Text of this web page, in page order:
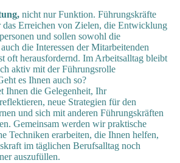
nicht nur Funktion. Führungskräfte
Erreichen von Zielen, die Entwicklung
und sollen sowohl die
die Interessen der Mitarbeitenden
oft herausfordernd. Im Arbeitsalltag bleibt
aktiv mit der Führungsrolle
es Ihnen auch so?
Ihnen die Gelegenheit, Ihr
neue Strategien für den
und sich mit anderen Führungskräften
Gemeinsam werden wir praktische
Techniken erarbeiten, die Ihnen helfen,
im täglichen Berufsalltag noch
auszufüllen.